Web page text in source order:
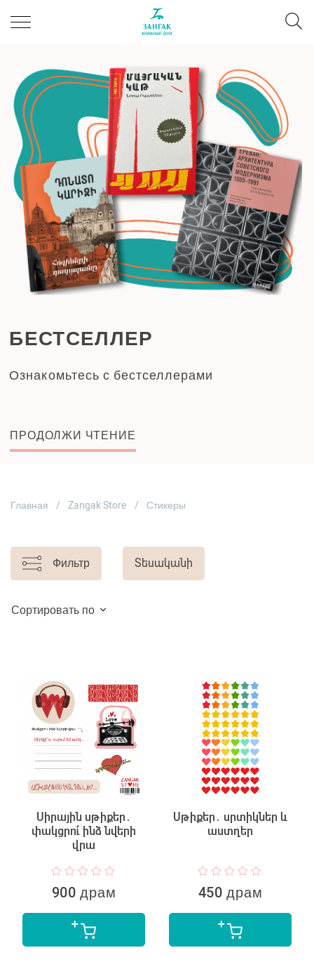
БЕСТСЕЛЛЕР
Ознакомьтесь с бестселлерами
ПРОДОЛЖИ ЧТЕНИЕ
Главная Zangak Store Стикеры
Фильтр Տեսականի
Сортировать по
Սիրային սթիքեր․
փակցրու՛ ինձ նվերի
վրա
900 драм
Սթիքեր․ սրտիկներ և
աստղեր
450 драм